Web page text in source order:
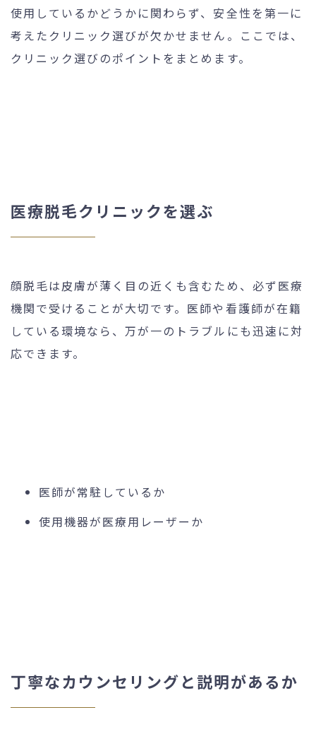
使用しているかどうかに関わらず、安全性を第一に
考えたクリニック選びが欠かせません。ここでは、
クリニック選びのポイントをまとめます。
医療脱毛クリニックを選ぶ
顔脱毛は皮膚が薄く目の近くも含むため、必ず医療
機関で受けることが大切です。医師や看護師が在籍
している環境なら、万が一のトラブルにも迅速に対
応できます。
医師が常駐しているか
使用機器が医療用レーザーか
丁寧なカウンセリングと説明があるか